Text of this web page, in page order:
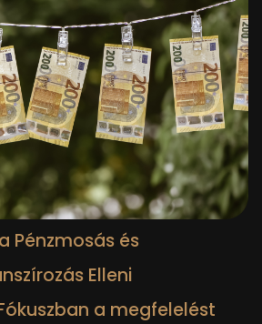
Pénzmosás és
Elleni
a megfelelést